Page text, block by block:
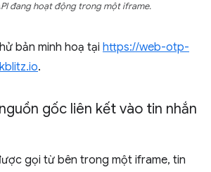
đang hoạt động trong một iframe.
bản minh hoạ tại https://web-otp-
.
gốc liên kết vào tin nhắn
gọi từ bên trong một iframe, tin